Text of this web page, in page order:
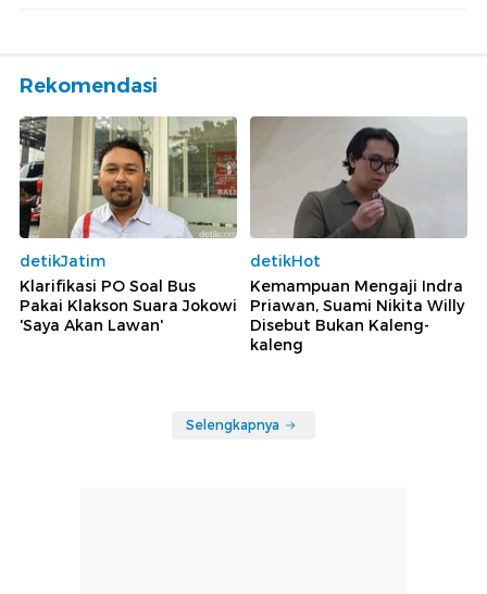
Rekomendasi
detikJatim
Klarifikasi PO Soal Bus
Pakai Klakson Suara Jokowi
'Saya Akan Lawan'
detikHot
Kemampuan Mengaji Indra
Priawan, Suami Nikita Willy
Disebut Bukan Kaleng-
kaleng
Selengkapnya